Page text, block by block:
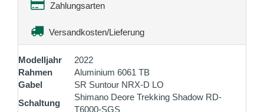
Zahlungsarten
Versandkosten/Lieferung
Modelljahr
2022
Rahmen
Aluminium 6061 TB
Gabel
SR Suntour NRX-D LO
Schaltung
Shimano Deore Trekking Shadow RD-
T6000-SGS